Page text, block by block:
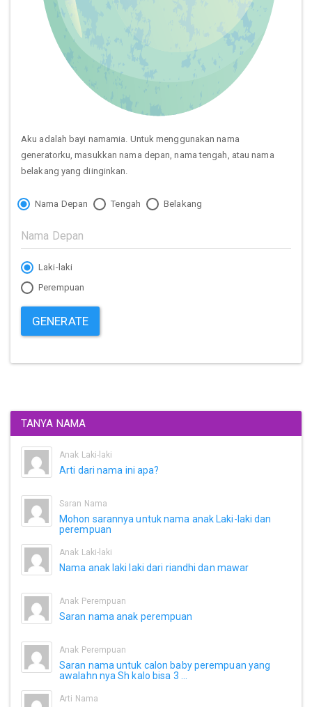
Aku adalah bayi namamia. Untuk menggunakan nama
generatorku, masukkan nama depan, nama tengah, atau nama
belakang yang diinginkan.
Nama Depan Tengah Belakang
Laki-laki
Perempuan
GENERATE
TANYA NAMA
Anak Laki-laki
Arti dari nama ini apa?
Saran Nama
Mohon sarannya untuk nama anak Laki-laki dan
perempuan
Anak Laki-laki
Nama anak laki laki dari riandhi dan mawar
Anak Perempuan
Saran nama anak perempuan
Anak Perempuan
Saran nama untuk calon baby perempuan yang
awalahn nya Sh kalo bisa 3 ...
Arti Nama